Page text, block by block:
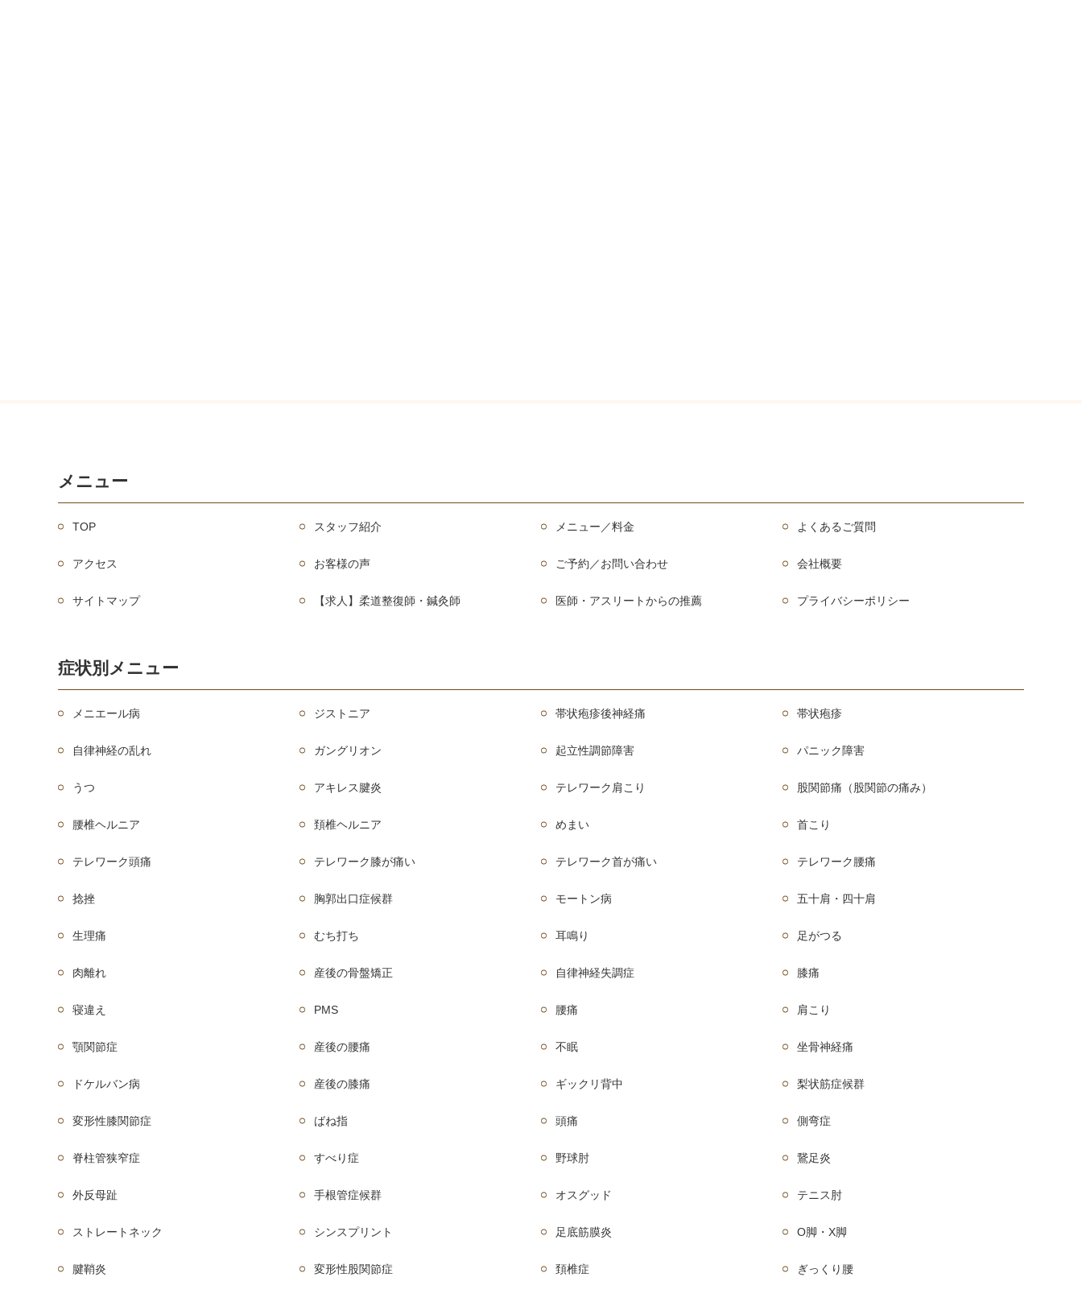
メニュー
TOP スタッフ紹介 メニュー／料金 よくあるご質問
アクセス お客様の声 ご予約／お問い合わせ 会社概要
サイトマップ 【求人】柔道整復師・鍼灸師 医師・アスリートからの推薦 プライバシーポリシー
症状別メニュー
メニエール病 ジストニア 帯状疱疹後神経痛 帯状疱疹
自律神経の乱れ ガングリオン 起立性調節障害 パニック障害
うつ アキレス腱炎 テレワーク肩こり 股関節痛（股関節の痛み）
腰椎ヘルニア 頚椎ヘルニア めまい 首こり
テレワーク頭痛 テレワーク膝が痛い テレワーク首が痛い テレワーク腰痛
捻挫 胸郭出口症候群 モートン病 五十肩・四十肩
生理痛 むち打ち 耳鳴り 足がつる
肉離れ 産後の骨盤矯正 自律神経失調症 膝痛
寝違え PMS 腰痛 肩こり
顎関節症 産後の腰痛 不眠 坐骨神経痛
ドケルバン病 産後の膝痛 ギックリ背中 梨状筋症候群
変形性膝関節症 ばね指 頭痛 側弯症
脊柱管狭窄症 すべり症 野球肘 鵞足炎
外反母趾 手根管症候群 オスグッド テニス肘
ストレートネック シンスプリント 足底筋膜炎 O脚・X脚
腱鞘炎 変形性股関節症 頚椎症 ぎっくり腰